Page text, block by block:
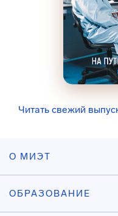
Читать свежий
О МИЭТ
ОБРАЗОВАНИЕ